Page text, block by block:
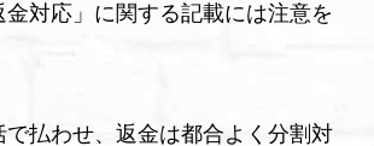
対応」に関する記載には注意を
で払わせ、返金は都合よく分割対